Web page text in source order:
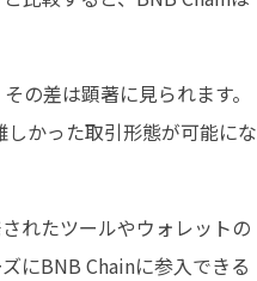
の差は顕著に見られます。
かった取引形態が可能にな
れたツールやウォレットの
にBNB Chainに参入できる